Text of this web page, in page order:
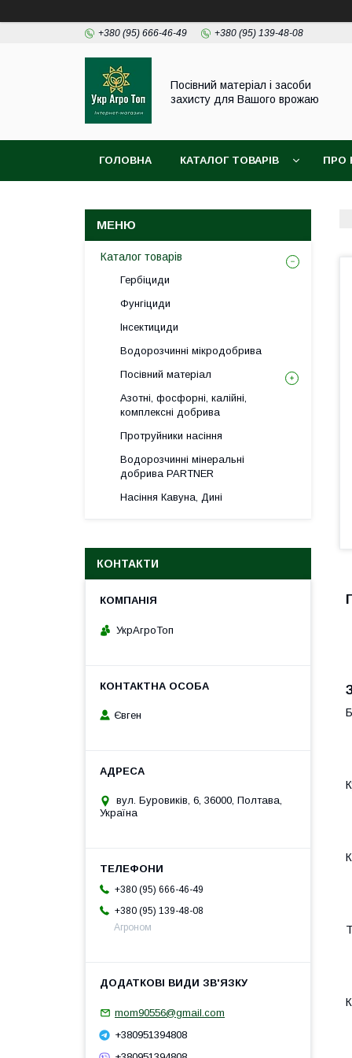
+380 (95) 666-46-49 +380 (95) 139-48-08
Посівний матеріал і засоби
захисту для Вашого врожаю
ГОЛОВНА КАТАЛОГ ТОВАРІВ ПРО
Каталог товарів
Гербіциди
Фунгіциди
Інсектициди
Водорозчинні мікродобрива
Посівний матеріал
Азотні, фосфорні, калійні,
комплексні добрива
Протруйники насіння
Водорозчинні мінеральні
добрива PARTNER
Насіння Кавуна, Дині
КОНТАКТИ
УкрАгроТоп
Євген
вул. Буровиків, 6, 36000, Полтава,
Україна
+380 (95) 666-46-49
+380 (95) 139-48-08
Агроном
mom90556@gmail.com
+380951394808